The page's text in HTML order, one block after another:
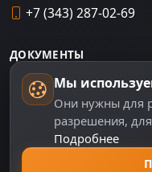
+7 (343) 287-02-69
ДОКУМЕНТЫ
Пользовательское
Политика
Правила оплаты
Мы
Они нужны для
разрешения,
Подробнее